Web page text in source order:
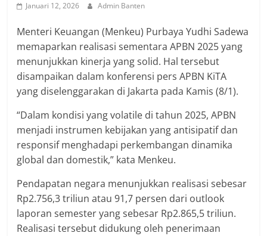
Januari 12, 2026 Admin Banten
Menteri Keuangan (Menkeu) Purbaya Yudhi Sadewa
memaparkan realisasi sementara APBN 2025 yang
menunjukkan kinerja yang solid. Hal tersebut
disampaikan dalam konferensi pers APBN KiTA
yang diselenggarakan di Jakarta pada Kamis (8/1).
“Dalam kondisi yang volatile di tahun 2025, APBN
menjadi instrumen kebijakan yang antisipatif dan
responsif menghadapi perkembangan dinamika
global dan domestik,” kata Menkeu.
Pendapatan negara menunjukkan realisasi sebesar
Rp2.756,3 triliun atau 91,7 persen dari outlook
laporan semester yang sebesar Rp2.865,5 triliun.
Realisasi tersebut didukung oleh penerimaan